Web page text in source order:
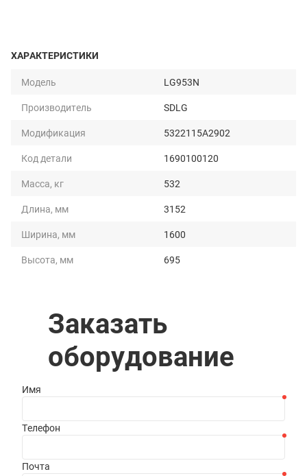
ХАРАКТЕРИСТИКИ
Модель
LG953N
Производитель
SDLG
Модификация
5322115A2902
Код детали
1690100120
Масса, кг
532
Длина, мм
3152
Ширина, мм
1600
Высота, мм
695
Заказать
оборудование
Имя
Телефон
Почта